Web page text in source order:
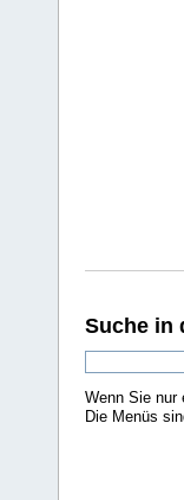
Suche in
Wenn Sie nur
Die Menüs